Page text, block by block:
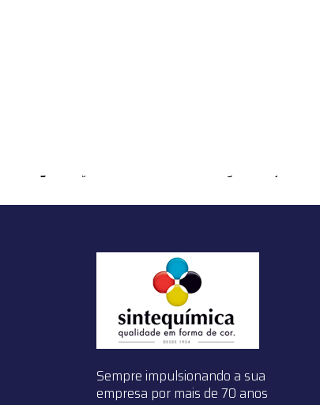
Warning : count(): Parameter must be an array or an object
Sempre impulsionando a sua
empresa por mais de 70 anos